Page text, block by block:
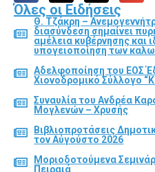
Όλες οι Ειδήσεις
Θ. Τζάκρη –
διασύνδεση σημαίνει
αμέλεια κυβέρνησης και
υπογειοποίηση των
Αδελφοποίηση του ΕΟΣ
Χιονοδρομικό Σύλλογο
Συναυλία του Ανδρέα
Μογλενών – Χρυσής
Βιβλιοπροτάσεις
τον Αύγούστο 2026
Μοριοδοτούμενα
Πειραιά